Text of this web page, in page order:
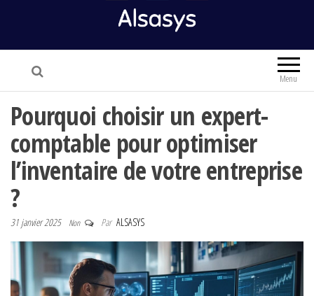
Alsasys Finance & Marketing
Menu
Pourquoi choisir un expert-
comptable pour optimiser
l’inventaire de votre entreprise
?
31 janvier 2025 Non Par ALSASYS